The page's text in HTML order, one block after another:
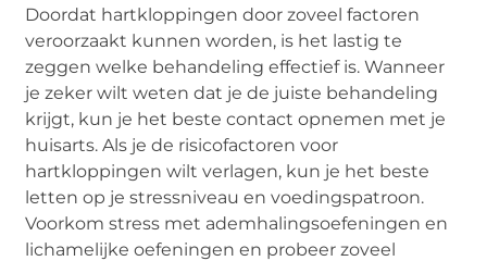
Doordat hartkloppingen door zoveel factoren
veroorzaakt kunnen worden, is het lastig te
zeggen welke behandeling effectief is. Wanneer
je zeker wilt weten dat je de juiste behandeling
krijgt, kun je het beste contact opnemen met je
huisarts. Als je de risicofactoren voor
hartkloppingen wilt verlagen, kun je het beste
letten op je stressniveau en voedingspatroon.
Voorkom stress met ademhalingsoefeningen en
lichamelijke oefeningen en probeer zoveel